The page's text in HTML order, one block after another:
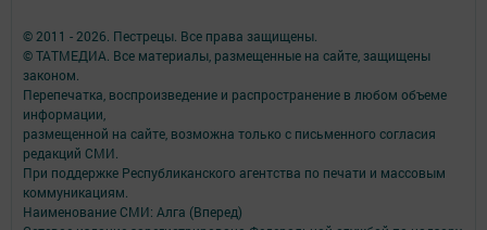
© 2011 - 2026. Пестрецы. Все права защищены.
© ТАТМЕДИА. Все материалы, размещенные на сайте, защищены
законом.
Перепечатка, воспроизведение и распространение в любом объеме
информации,
размещенной на сайте, возможна только с письменного согласия
редакций СМИ.
При поддержке Республиканского агентства по печати и массовым
коммуникациям.
Наименование СМИ: Алга (Вперед)